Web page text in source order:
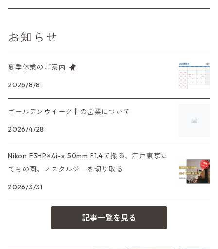
M42単焦点レンズ
PEN F、FT
OM-1
Konica（コニカ）
C35シリーズ
HEXAR
Leica（ライカ）
バルナック
minilux
HASSELBLAD（ハッセルブラッド）
Rollei（ローライ）
35シリーズ
RICOH（リコー）
コンパクト
Voigtlander（フォクトレンダー）
YASHICA（ヤシカ）
中判カメラ
大判カメラ
デジタルカメラ
S（ニコン）
FD（キヤノン）
EF（キヤノン）
OM（オリンパス）
A（ミノルタ（ソニー））
MD（ミノルタ）
K（ペンタックス）
滅多にお目にかかれない激レア商品！
プレゼント、贈答用にも！
お知らせ
夏季休業のご案内
2026/8/8
ゴールデンウイーク中の営業について
2026/4/28
Nikon F3HP×Ai-s 50mm F1.4で撮る、江戸東京た
てもの園。ノスタルジーを切り取る
2026/3/31
記事一覧を見る